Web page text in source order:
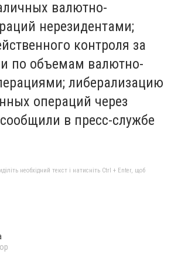
валютно-
нерезидентами;
контроля за
по объемам валютно-
либерализацию
операций через
в пресс-службе
необхідний текст і натисніть Ctrl + Enter, щоб